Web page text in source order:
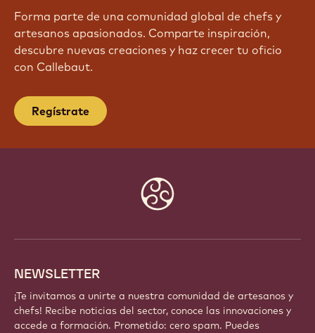
Forma parte de una comunidad global de chefs y
artesanos apasionados. Comparte inspiración,
descubre nuevas creaciones y haz crecer tu oficio
con Callebaut.
Regístrate
NEWSLETTER
¡Te invitamos a unirte a nuestra comunidad de artesanos y
chefs! Recibe noticias del sector, conoce las innovaciones y
accede a formación. Prometido: cero spam. Puedes